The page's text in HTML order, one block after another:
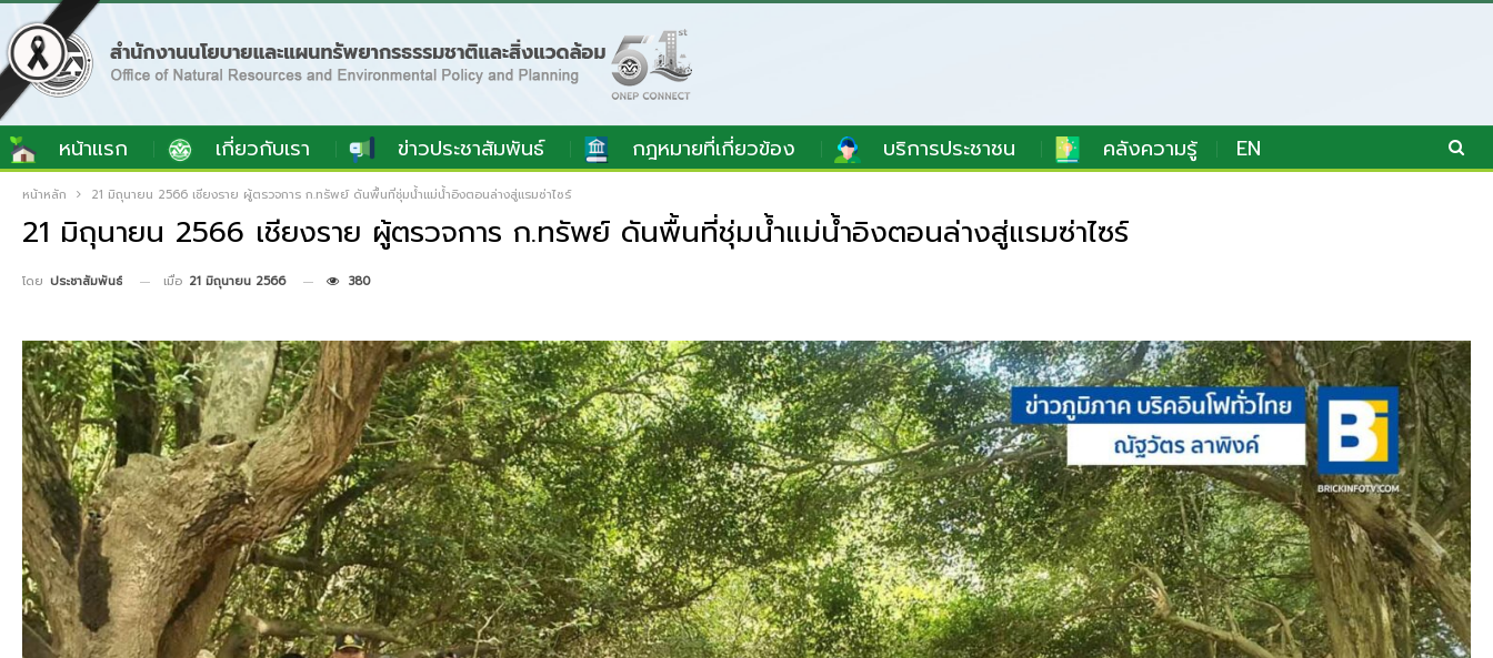
หน้าแรก เกี่ยวกับเรา ข่าวประชาสัมพันธ์ กฎหมายที่เกี่ยวข้อง บริการประชาชน คลังความรู้ EN
หน้าหลัก 21 มิถุนายน 2566 เชียงราย ผู้ตรวจการ ก.ทรัพย์ ดันพื้นที่ชุ่มน้ำแม่น้ำอิงตอนล่างสู่แรมซ่าไซร์
21 มิถุนายน 2566 เชียงราย ผู้ตรวจการ ก.ทรัพย์ ดันพื้นที่ชุ่มน้ำแม่น้ำอิงตอนล่างสู่แรมซ่าไซร์
โดย ประชาสัมพันธ์ เมื่อ 21 มิถุนายน 2566 380